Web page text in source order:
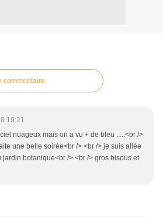
commentaire
19:21
nuageux mais on a vu + de bleu .....<br />
une belle soirée<br /> <br /> je suis allée
jardin botanique<br /> <br /> gros bisous et